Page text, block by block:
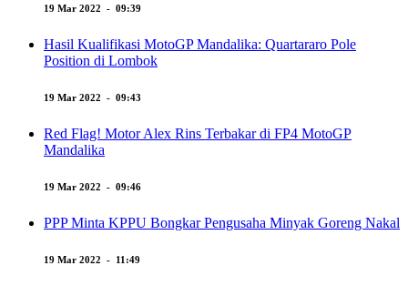
19 Mar 2022 - 09:39
Hasil Kualifikasi MotoGP Mandalika: Quartararo Pole
Position di Lombok
19 Mar 2022 - 09:43
Red Flag! Motor Alex Rins Terbakar di FP4 MotoGP
Mandalika
19 Mar 2022 - 09:46
PPP Minta KPPU Bongkar Pengusaha Minyak Goreng Nakal
19 Mar 2022 - 11:49